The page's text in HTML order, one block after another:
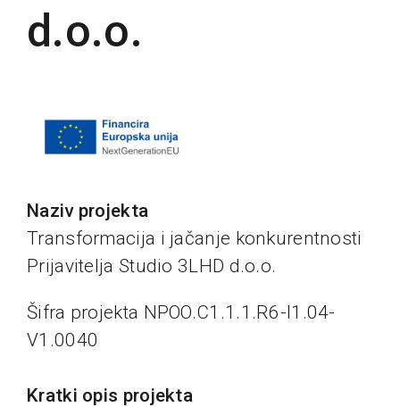
d.o.o.
Naziv projekta
Transformacija i jačanje konkurentnosti
Prijavitelja Studio 3LHD d.o.o.
Šifra projekta NPOO.C1.1.1.R6-I1.04-
V1.0040
Kratki opis projekta